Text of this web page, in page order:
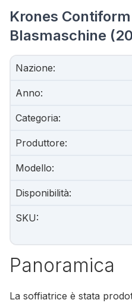
Krones Contiform
Blasmaschine
Nazione:
Anno:
Categoria:
Produttore:
Modello:
Disponibilità:
SKU:
Panoramica
La soffiatrice è stata